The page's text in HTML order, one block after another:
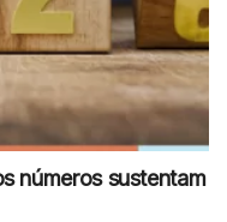
números sustentam